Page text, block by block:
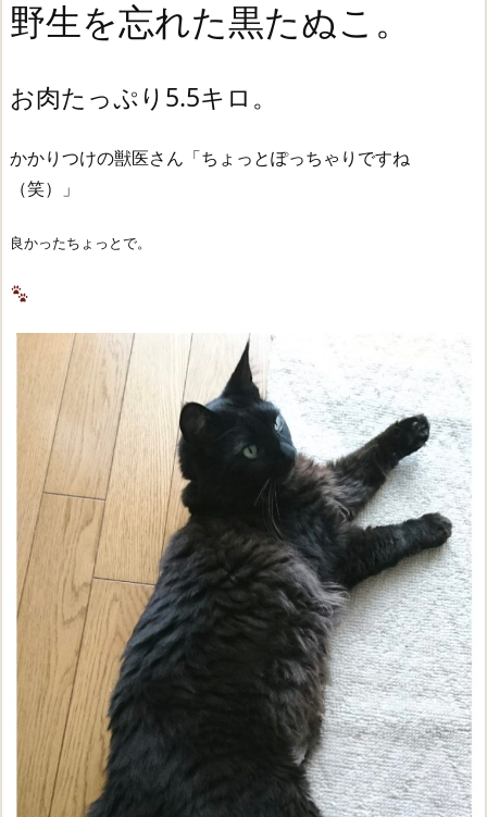
野生を忘れた黒たぬこ。
お肉たっぷり5.5キロ。
かかりつけの獣医さん「ちょっとぽっちゃりですね
（笑）」
良かったちょっとで。